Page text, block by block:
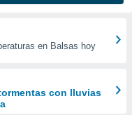
en Balsas hoy
con lluvias